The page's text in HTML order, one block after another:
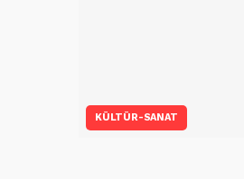
KÜLTÜR-SANAT